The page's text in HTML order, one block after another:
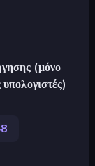
(μόνο